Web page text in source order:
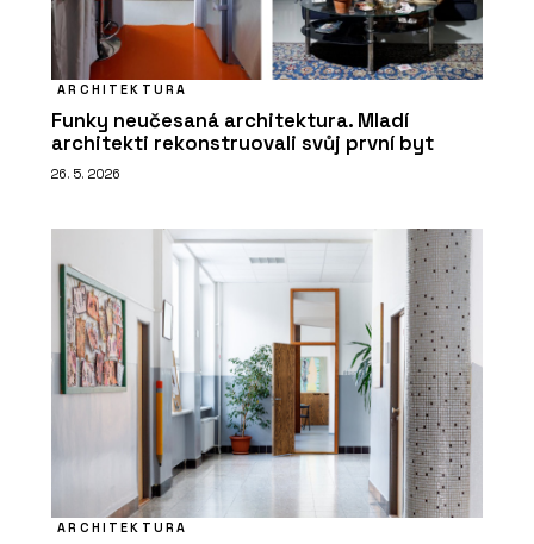
ARCHITEKTURA
Funky neučesaná architektura. Mladí
architekti rekonstruovali svůj první byt
26. 5. 2026
ARCHITEKTURA